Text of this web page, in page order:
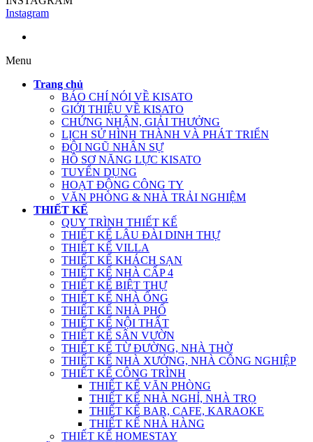
Instagram
Menu
Trang chủ
BÁO CHÍ NÓI VỀ KISATO
GIỚI THIỆU VỀ KISATO
CHỨNG NHẬN, GIẢI THƯỞNG
LỊCH SỬ HÌNH THÀNH VÀ PHÁT TRIỂN
ĐỘI NGŨ NHÂN SỰ
HỒ SƠ NĂNG LỰC KISATO
TUYỂN DỤNG
HOẠT ĐỘNG CÔNG TY
VĂN PHÒNG & NHÀ TRẢI NGHIỆM
THIẾT KẾ
QUY TRÌNH THIẾT KẾ
THIẾT KẾ LÂU ĐÀI DINH THỰ
THIẾT KẾ VILLA
THIẾT KẾ KHÁCH SẠN
THIẾT KẾ NHÀ CẤP 4
THIẾT KẾ BIỆT THỰ
THIẾT KẾ NHÀ ỐNG
THIẾT KẾ NHÀ PHỐ
THIẾT KẾ NỘI THẤT
THIẾT KẾ SÂN VƯỜN
THIẾT KẾ TỪ ĐƯỜNG, NHÀ THỜ
THIẾT KẾ NHÀ XƯỞNG, NHÀ CÔNG NGHIỆP
THIẾT KẾ CÔNG TRÌNH
THIẾT KẾ VĂN PHÒNG
THIẾT KẾ NHÀ NGHỈ, NHÀ TRỌ
THIẾT KẾ BAR, CAFE, KARAOKE
THIẾT KẾ NHÀ HÀNG
THIẾT KẾ HOMESTAY